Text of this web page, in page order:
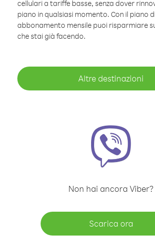
cellulari a tariffe basse, senza dover
piano in qualsiasi momento. Con il piano
abbonamento mensile puoi risparmiare
che stai già facendo.
Altre destinazioni
Non hai ancora Viber?
Scarica ora